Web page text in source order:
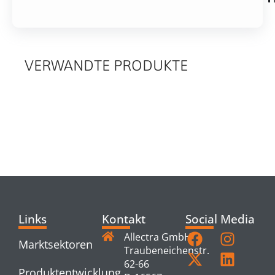
VERWANDTE PRODUKTE
Links
Marktsektoren
Kontakt
Allectra GmbH
Traubeneichenstr.
62-66
Social Media